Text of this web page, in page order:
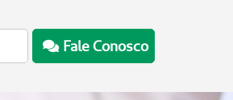
Fale Conosco